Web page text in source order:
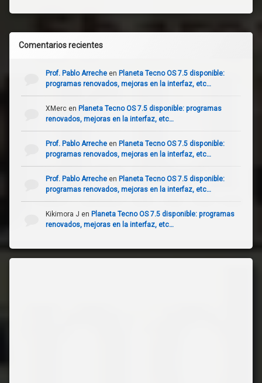
Comentarios recientes
Prof. Pablo Arrecheen Planeta Tecno OS 7.5 disponible:
programas renovados, mejoras en la interfaz, etc…
XMercen Planeta Tecno OS 7.5 disponible: programas
renovados, mejoras en la interfaz, etc…
Prof. Pablo Arrecheen Planeta Tecno OS 7.5 disponible:
programas renovados, mejoras en la interfaz, etc…
Prof. Pablo Arrecheen Planeta Tecno OS 7.5 disponible:
programas renovados, mejoras en la interfaz, etc…
Kikimora J en Planeta Tecno OS 7.5 disponible: programas
renovados, mejoras en la interfaz, etc…